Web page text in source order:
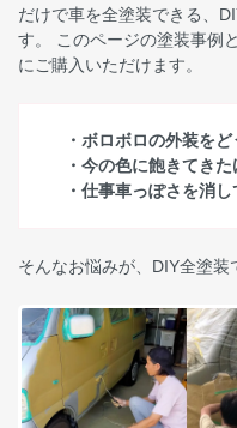
だけで車を全塗装できる、
す。 このページの塗装事例
にご購入いただけます。
・ボロボロの外装を
・今の色に飽きてき
・仕事車っぽさを消
そんなお悩みが、DIY全塗装